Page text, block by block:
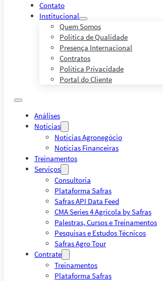
Contato
Institucional
Quem Somos
Política de Qualidade
Presença Internacional
Contratos
Política Privacidade
Portal do Cliente
Análises
Notícias
Notícias Agronegócio
Notícias Financeiras
Treinamentos
Serviços
Consultoria
Plataforma Safras
Safras API Data Feed
CMA Series 4 Agrícola by Safras
Palestras, Cursos e Treinamentos
Pesquisas e Estudos Técnicos
Safras Agro Tour
Contrate
Treinamentos
Plataforma Safras